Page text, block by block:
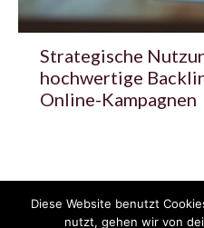
Strategische
hochwertige
Online-Kampagnen
© 2020 - 2025
Diese Website benutzt
nutzt, gehen wir von